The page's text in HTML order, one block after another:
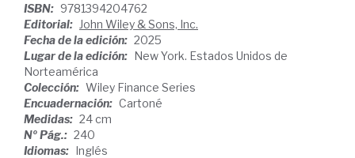
ISBN: 9781394204762
Editorial: John Wiley & Sons, Inc.
Fecha de la edición: 2025
Lugar de la edición: New York. Estados Unidos de
Norteamérica
Colección: Wiley Finance Series
Encuadernación: Cartoné
Medidas: 24 cm
Nº Pág.: 240
Idiomas: Inglés